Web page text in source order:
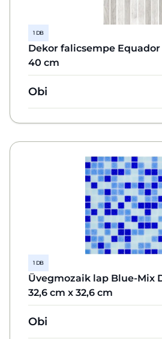
1 DB
Dekor falicsempe Equador
40 cm
Obi
1 DB
Üvegmozaik lap Blue-Mix
32,6 cm x 32,6 cm
Obi